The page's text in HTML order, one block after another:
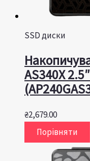
SSD диски
AS340X
₴2,679.00
Порівняти